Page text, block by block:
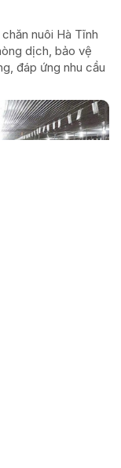
nuôi Hà Tĩnh
dịch, bảo vệ
đáp ứng nhu cầu